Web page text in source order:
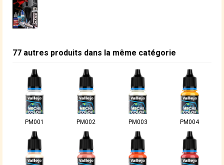
77 autres produits dans la même catégorie
PM001 PM002 PM003 PM004